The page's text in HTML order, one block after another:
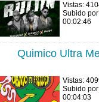
Vistas:
Subido
00:02:46
Quimico Ultra
Vistas:
Subido
00:04:03